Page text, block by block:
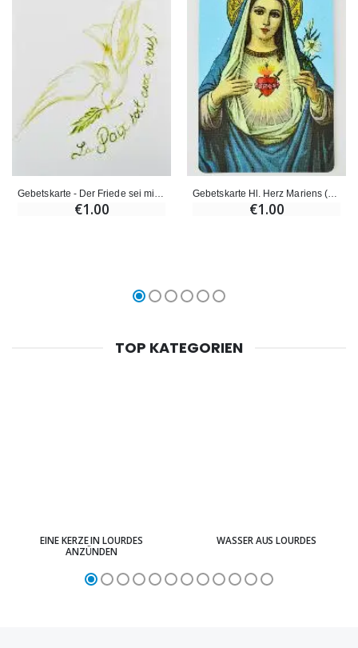
€1.00
Gebetskarte Hl. Herz Mariens (auf Französisch)
€1.00
TOP KATEGORIEN
EINE KERZE IN LOURDES
ANZÜNDEN
WASSER AUS LOURDES